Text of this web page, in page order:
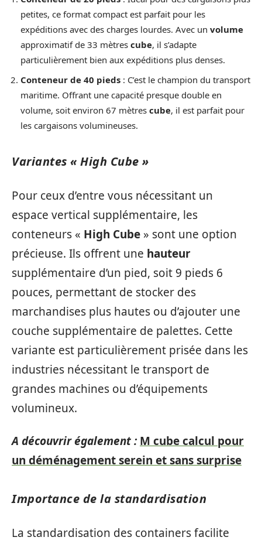
petites, ce format compact est parfait pour les
expéditions avec des charges lourdes. Avec un volume
approximatif de 33 mètres cube, il s’adapte
particulièrement bien aux expéditions plus denses.
Conteneur de 40 pieds : C’est le champion du transport
maritime. Offrant une capacité presque double en
volume, soit environ 67 mètres cube, il est parfait pour
les cargaisons volumineuses.
Variantes « High Cube »
Pour ceux d’entre vous nécessitant un
espace vertical supplémentaire, les
conteneurs « High Cube » sont une option
précieuse. Ils offrent une hauteur
supplémentaire d’un pied, soit 9 pieds 6
pouces, permettant de stocker des
marchandises plus hautes ou d’ajouter une
couche supplémentaire de palettes. Cette
variante est particulièrement prisée dans les
industries nécessitant le transport de
grandes machines ou d’équipements
volumineux.
A découvrir également : M cube calcul pour
un déménagement serein et sans surprise
Importance de la standardisation
La standardisation des containers facilite